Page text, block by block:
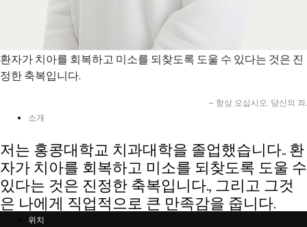
환자가 치아를 회복하고 미소를 되찾도록 도울 수 있다는 것은 진
정한 축복입니다.
– 항상 오십시오. 당신의 죄.
소개
저는 홍콩대학교 치과대학을 졸업했습니다.. 환
자가 치아를 회복하고 미소를 되찾도록 도울 수
있다는 것은 진정한 축복입니다., 그리고 그것
은 나에게 직업적으로 큰 만족감을 줍니다.
위치